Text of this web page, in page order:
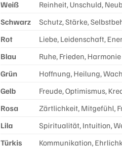
Weiß
Reinheit, Unschuld,
Schwarz
Schutz, Stärke,
Rot
Liebe, Leidenschaft,
Blau
Ruhe, Frieden, Harmonie
Grün
Hoffnung, Heilung,
Gelb
Freude, Optimismus,
Rosa
Zärtlichkeit, Mitgefühl,
Lila
Spiritualität, Intuition,
Türkis
Kommunikation,